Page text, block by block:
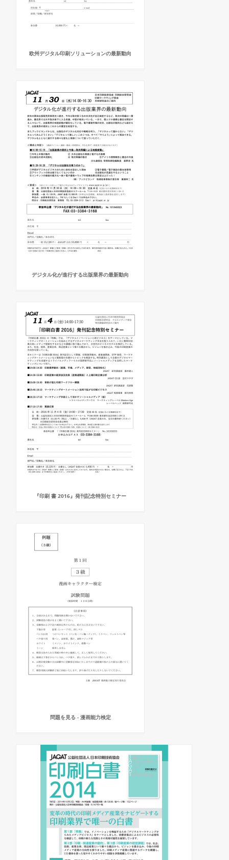
欧州デジタル印刷ソリューションの最新動向
デジタル化が進行する出版業界の最新動向
『印刷 書 2016』発刊記念特別セミナー
問題を見る - 漫画能力検定